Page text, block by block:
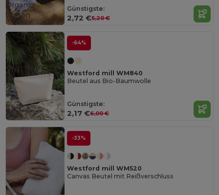
Günstigste:
2,72 €5,20 €
Organic
Cotton
-64%
Westford mill WM840
Beutel aus Bio-Baumwolle
Günstigste:
2,17 €6,00 €
-33%
Westford mill WM520
Canvas Beutel mit Reißverschluss